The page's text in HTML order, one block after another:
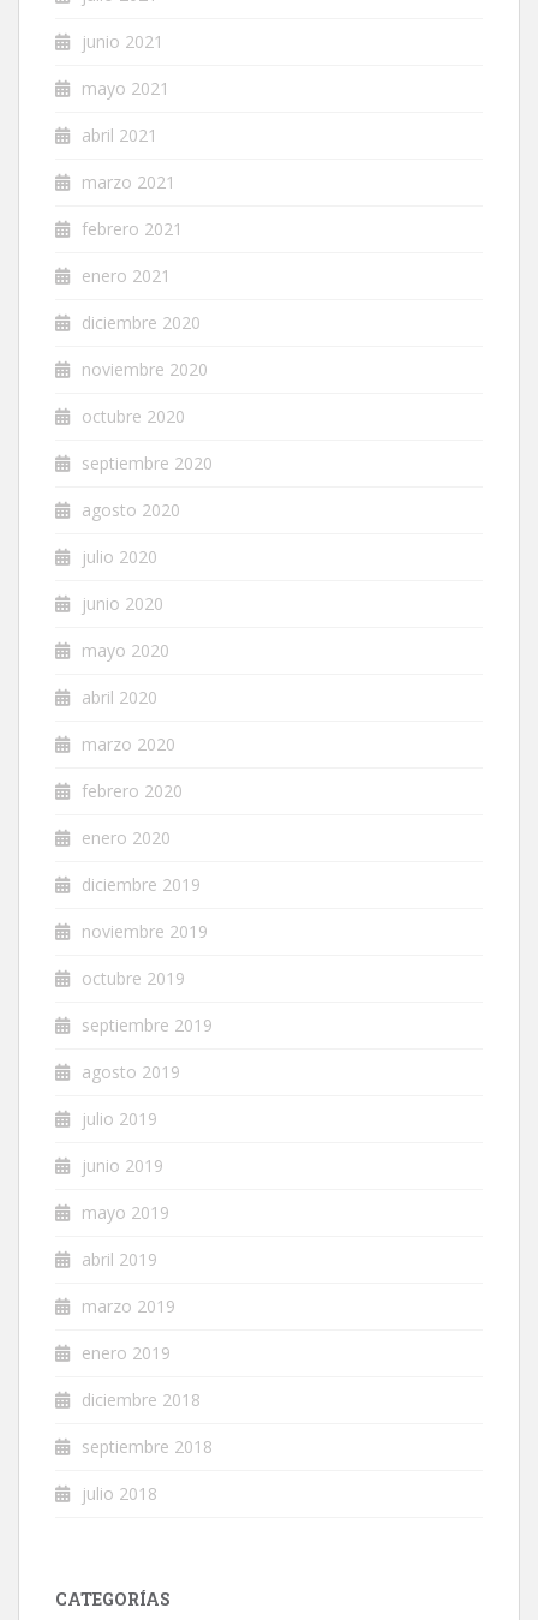
junio 2021
mayo 2021
abril 2021
marzo 2021
febrero 2021
enero 2021
diciembre 2020
noviembre 2020
octubre 2020
septiembre 2020
agosto 2020
julio 2020
junio 2020
mayo 2020
abril 2020
marzo 2020
febrero 2020
enero 2020
diciembre 2019
noviembre 2019
octubre 2019
septiembre 2019
agosto 2019
julio 2019
junio 2019
mayo 2019
abril 2019
marzo 2019
enero 2019
diciembre 2018
septiembre 2018
julio 2018
CATEGORÍAS